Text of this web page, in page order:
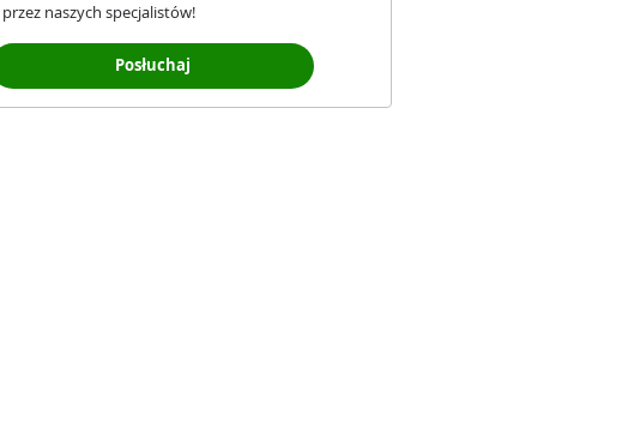
przez naszych specjalistów!
Posłuchaj